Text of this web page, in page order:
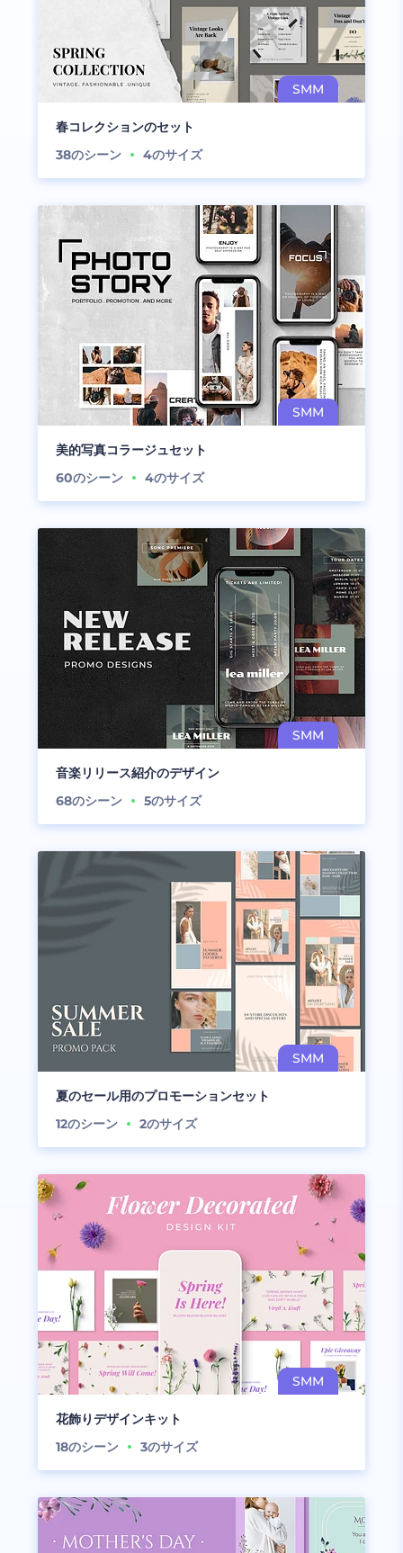
春コレクションのセット
38のシーン 4のサイズ
美的写真コラージュセット
60のシーン 4のサイズ
音楽リリース紹介のデザイン
68のシーン 5のサイズ
夏のセール用のプロモーションセット
12のシーン 2のサイズ
花飾りデザインキット
18のシーン 3のサイズ